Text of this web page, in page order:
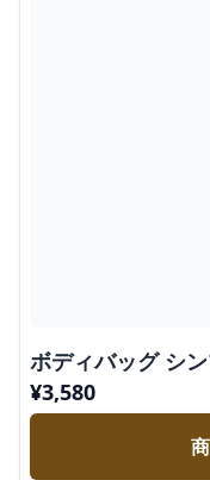
ボディバッグ シ
¥3,580